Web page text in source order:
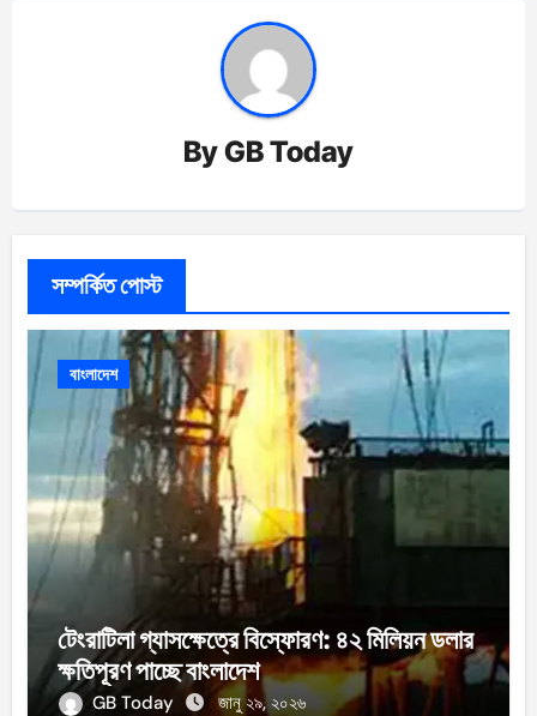
ByGB Today
সম্পর্কিত পোস্ট
বাংলাদেশ
টেংরাটিলা গ্যাসক্ষেত্রে বিস্ফোরণ: ৪২ মিলিয়ন ডলার
ক্ষতিপূরণ পাচ্ছে বাংলাদেশ
GB Today জানু ২৯, ২০২৬